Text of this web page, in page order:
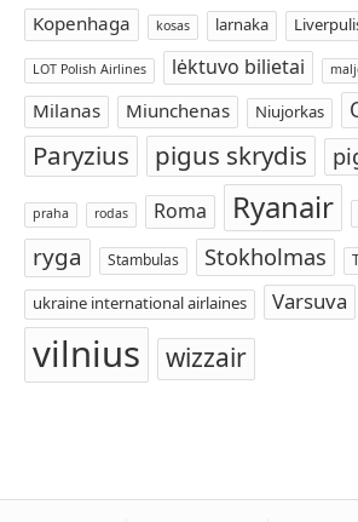
Kopenhaga kosas larnaka
LOT Polish Airlines lėktuvo bilietai
Milanas Miunchenas Niujorkas
Paryzius pigus skrydis
praha rodas Roma Ryanair
ryga Stambulas Stokholmas
ukraine international airlaines Varsuva
vilnius wizzair